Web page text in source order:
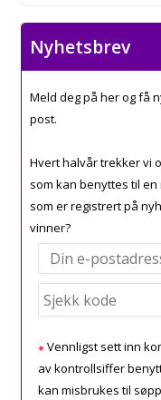
Nyhetsbrev
Meld deg på her og få
post.
Hvert halvår trekker vi
som kan benyttes til
som er registrert på
vinner?
Vennligst sett inn
av kontrollsiffer
kan misbrukes til